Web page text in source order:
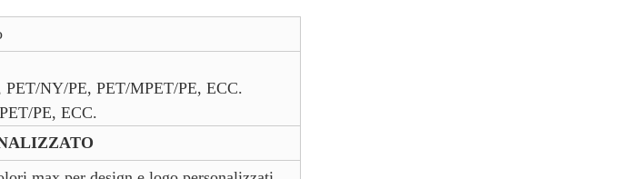
NY/PE, PET/MPET/PE, ECC.
PE, ECC.